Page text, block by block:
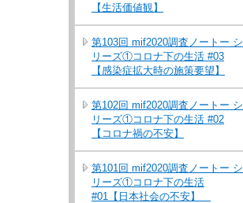
【生活価値観】
第103回 mif2020調査ノートー シ
リーズ①コロナ下の生活 #03
【感染症拡大時の施策要望】
第102回 mif2020調査ノートー シ
リーズ①コロナ下の生活 #02
【コロナ禍の不安】
第101回 mif2020調査ノートー シ
リーズ①コロナ下の生活
#01【日本社会の不安】